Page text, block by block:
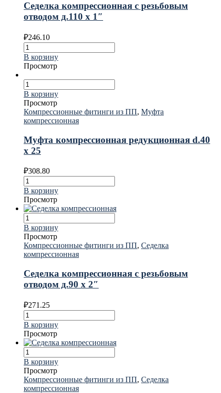
Седелка компрессионная с резьбовым
отводом д.110 х 1″
₽246.10
В корзину
Просмотр
В корзину
Просмотр
Компрессионные фитинги из ПП, Муфта
компрессионная
Муфта компрессионная редукционная d.40
х 25
₽308.80
В корзину
Просмотр
В корзину
Просмотр
Компрессионные фитинги из ПП, Седелка
компрессионная
Седелка компрессионная с резьбовым
отводом д.90 х 2″
₽271.25
В корзину
Просмотр
В корзину
Просмотр
Компрессионные фитинги из ПП, Седелка
компрессионная